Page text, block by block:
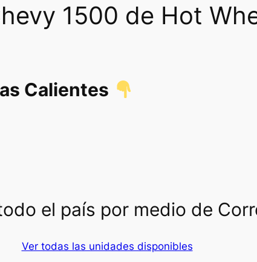
1500 de Hot
Calientes
el país por medio de
Ver todas las unidades disponibles